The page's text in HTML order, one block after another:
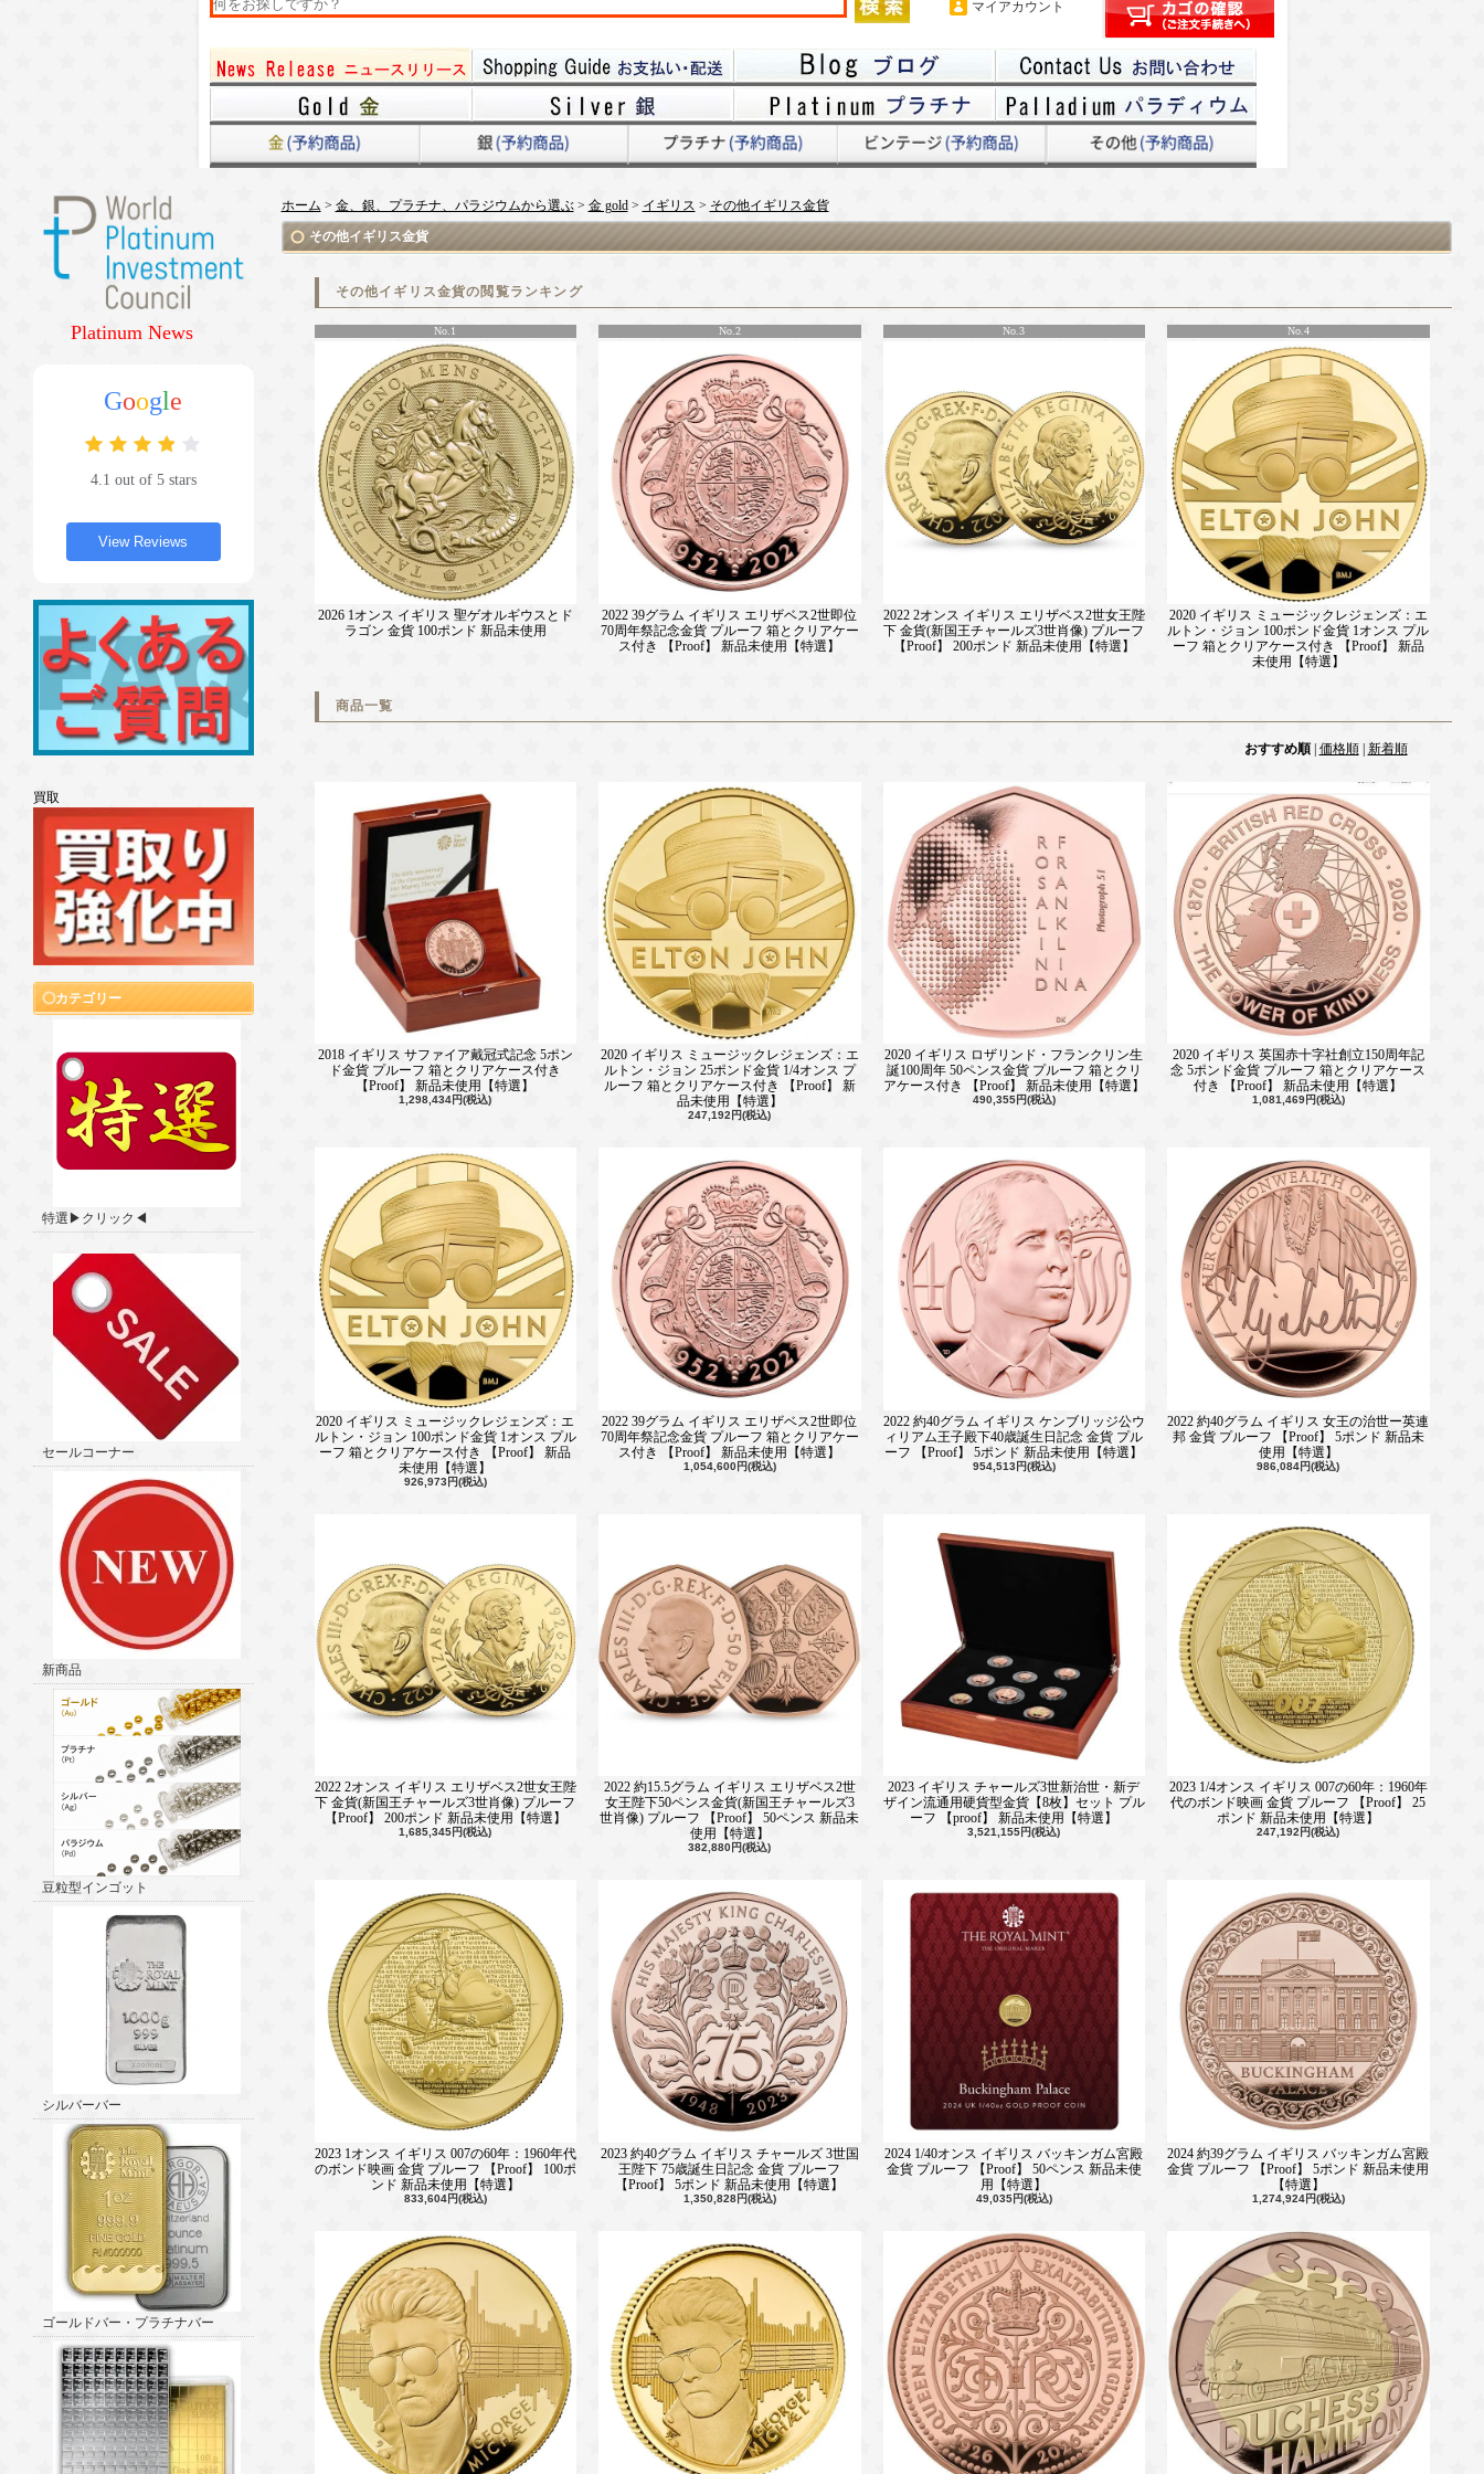
マイアカウント
Platinum News
Google
4.1 out of 5 stars
View Reviews
買取
カテゴリー
特選▶クリック◀
セールコーナー
新商品
豆粒型インゴット
シルバーバー
ゴールドバー・プラチナバー
ホーム > 金、銀、プラチナ、パラジウムから選ぶ> 金 gold> イギリス > その他イギリス金貨
その他イギリス金貨
その他イギリス金貨の閲覧ランキング
No.1
2026 1オンス イギリス 聖ゲオルギウスとド
ラゴン 金貨 100ポンド 新品未使用
No.2
2022 39グラム イギリス エリザベス2世即位
70周年祭記念金貨 プルーフ 箱とクリアケー
ス付き 【Proof】 新品未使用【特選】
No.3
2022 2オンス イギリス エリザベス2世女王陛
下 金貨(新国王チャールズ3世肖像) プルーフ
【Proof】 200ポンド 新品未使用【特選】
No.4
2020 イギリス ミュージックレジェンズ：エ
ルトン・ジョン 100ポンド金貨 1オンス プル
ーフ 箱とクリアケース付き 【Proof】 新品
未使用【特選】
商品一覧
おすすめ順| 価格順| 新着順
2018 イギリス サファイア戴冠式記念 5ポン
ド金貨 プルーフ 箱とクリアケース付き
【Proof】 新品未使用【特選】
1,298,434円(税込)
2020 イギリス ミュージックレジェンズ：エ
ルトン・ジョン 25ポンド金貨 1/4オンス プ
ルーフ 箱とクリアケース付き 【Proof】 新
品未使用【特選】
247,192円(税込)
2020 イギリス ロザリンド・フランクリン生
誕100周年 50ペンス金貨 プルーフ 箱とクリ
アケース付き 【Proof】 新品未使用【特選】
490,355円(税込)
2020 イギリス 英国赤十字社創立150周年記
念 5ポンド金貨 プルーフ 箱とクリアケース
付き 【Proof】 新品未使用【特選】
1,081,469円(税込)
2020 イギリス ミュージックレジェンズ：エ
ルトン・ジョン 100ポンド金貨 1オンス プル
ーフ 箱とクリアケース付き 【Proof】 新品
未使用【特選】
926,973円(税込)
2022 39グラム イギリス エリザベス2世即位
70周年祭記念金貨 プルーフ 箱とクリアケー
ス付き 【Proof】 新品未使用【特選】
1,054,600円(税込)
2022 約40グラム イギリス ケンブリッジ公ウ
ィリアム王子殿下40歳誕生日記念 金貨 プル
ーフ 【Proof】 5ポンド 新品未使用【特選】
954,513円(税込)
2022 約40グラム イギリス 女王の治世ー英連
邦 金貨 プルーフ 【Proof】 5ポンド 新品未
使用【特選】
986,084円(税込)
2022 2オンス イギリス エリザベス2世女王陛
下 金貨(新国王チャールズ3世肖像) プルーフ
【Proof】 200ポンド 新品未使用【特選】
1,685,345円(税込)
2022 約15.5グラム イギリス エリザベス2世
女王陛下50ペンス金貨(新国王チャールズ3
世肖像) プルーフ 【Proof】 50ペンス 新品未
使用【特選】
382,880円(税込)
2023 イギリス チャールズ3世新治世・新デ
ザイン流通用硬貨型金貨【8枚】セット プル
ーフ 【proof】 新品未使用【特選】
3,521,155円(税込)
2023 1/4オンス イギリス 007の60年：1960年
代のボンド映画 金貨 プルーフ 【Proof】 25
ポンド 新品未使用【特選】
247,192円(税込)
2023 1オンス イギリス 007の60年：1960年代
のボンド映画 金貨 プルーフ 【Proof】 100ポ
ンド 新品未使用【特選】
833,604円(税込)
2023 約40グラム イギリス チャールズ 3世国
王陛下 75歳誕生日記念 金貨 プルーフ
【Proof】 5ポンド 新品未使用【特選】
1,350,828円(税込)
2024 1/40オンス イギリス バッキンガム宮殿
金貨 プルーフ 【Proof】 50ペンス 新品未使
用【特選】
49,035円(税込)
2024 約39グラム イギリス バッキンガム宮殿
金貨 プルーフ 【Proof】 5ポンド 新品未使用
【特選】
1,274,924円(税込)